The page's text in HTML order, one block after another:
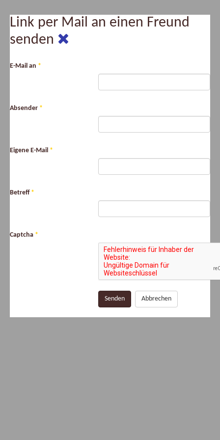
Link per Mail an einen Freund
senden
E-Mail an *
Absender *
Eigene E-Mail *
Betreff*
Captcha *
Senden Abbrechen